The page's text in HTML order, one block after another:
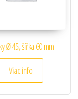
Ø 45, šířka 60 mm
Viac info